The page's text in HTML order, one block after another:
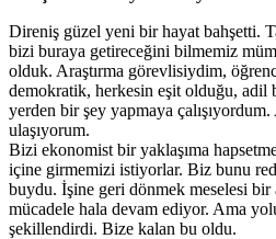
Direniş güzel yeni bir hayat bahşetti.
bizi buraya getireceğini bilmemiz
olduk. Araştırma görevlisiydim,
demokratik, herkesin eşit olduğu,
yerden bir şey yapmaya
ulaşıyorum.
Bizi ekonomist bir yaklaşıma
içine girmemizi istiyorlar. Biz bunu
buydu. İşine geri dönmek meselesi bir
mücadele hala devam ediyor. Ama
şekillendirdi. Bize kalan bu oldu.